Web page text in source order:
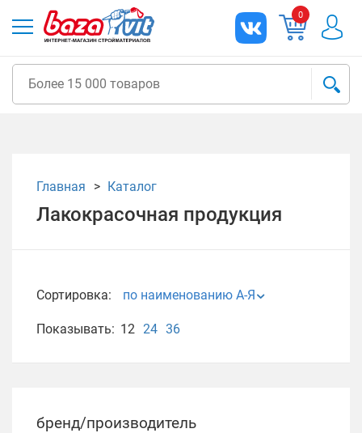
0
Главная Каталог
Лакокрасочная продукция
Сортировка: по наименованию А-Я
Показывать: 12 24 36
бренд/производитель